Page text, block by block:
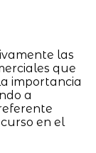
las
que
importancia
a
en el